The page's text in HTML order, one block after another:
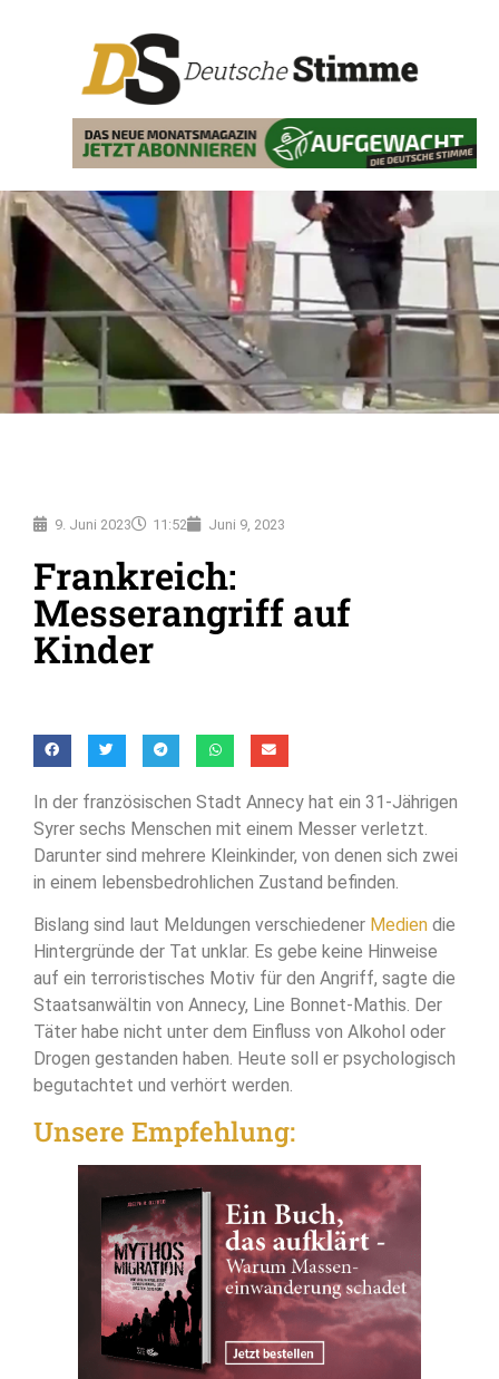
9. Juni 2023 11:52 Juni 9, 2023
Frankreich:
Messerangriff auf
Kinder
In der französischen Stadt Annecy hat ein 31-Jährigen
Syrer sechs Menschen mit einem Messer verletzt.
Darunter sind mehrere Kleinkinder, von denen sich zwei
in einem lebensbedrohlichen Zustand befinden.
Bislang sind laut Meldungen verschiedener Medien die
Hintergründe der Tat unklar. Es gebe keine Hinweise
auf ein terroristisches Motiv für den Angriff, sagte die
Staatsanwältin von Annecy, Line Bonnet-Mathis. Der
Täter habe nicht unter dem Einfluss von Alkohol oder
Drogen gestanden haben. Heute soll er psychologisch
begutachtet und verhört werden.
Unsere Empfehlung: